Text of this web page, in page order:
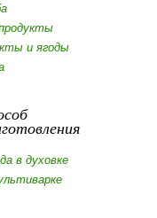
и ягоды
в духовке